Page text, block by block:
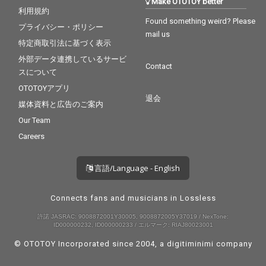
利用規約
プライバシー・ポリシー
特定商取引法に基づく表示
外部データ連携しているサービ
スについて
OTOTOYアプリ
媒体資料と広告のご案内
Our Team
Careers
Found something weird? Please
mail us
Contact
退会
言語/Language - English
Connects fans and musicians in Lossless
許諾 JASRAC: 9008872001Y30005, 9008872005Y37019 / NexTone:
ID000000232, ID000000233 / エルマーク: RIAJ80023001
© OTOTOY Incorporated since 2004, a digitiminimi company